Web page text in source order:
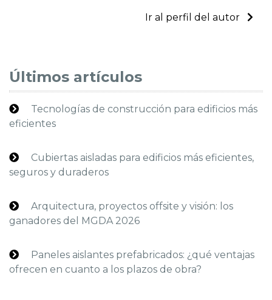
Ir al perfil del autor
Últimos artículos
Tecnologías de construcción para edificios más
eficientes
Cubiertas aisladas para edificios más eficientes,
seguros y duraderos
Arquitectura, proyectos offsite y visión: los
ganadores del MGDA 2026
Paneles aislantes prefabricados: ¿qué ventajas
ofrecen en cuanto a los plazos de obra?